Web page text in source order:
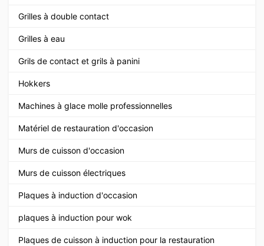
Grilles à double contact
Grilles à eau
Grils de contact et grils à panini
Hokkers
Machines à glace molle professionnelles
Matériel de restauration d'occasion
Murs de cuisson d'occasion
Murs de cuisson électriques
Plaques à induction d'occasion
plaques à induction pour wok
Plaques de cuisson à induction pour la restauration